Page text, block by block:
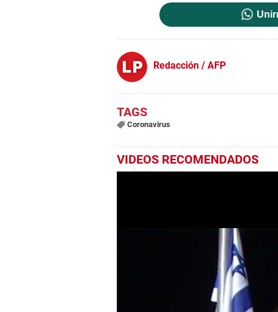
Redacción / AFP
Coronavirus
VIDEOS RECOMENDADOS